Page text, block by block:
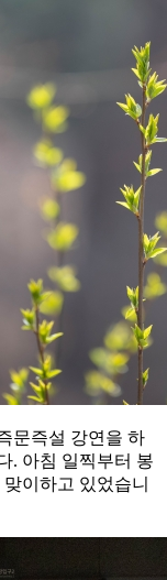
문즉설 강연을 하
. 아침 일찍부터 봉
이하고 있었습니